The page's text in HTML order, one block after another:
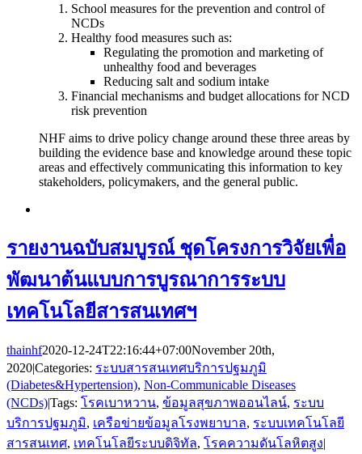
School measures for the prevention and control of
NCDs
Healthy food measures such as:
Regulating the promotion and marketing of
unhealthy food and beverages
Reducing salt and sodium intake
Financial mechanisms and budget allocations for NCD
risk prevention
NHF aims to drive policy change around these three areas by
building the evidence base and knowledge around these topic
areas and effectively communicating this information to key
stakeholders, policymakers, and the general public.
รายงานฉบับสมบูรณ์ ชุดโครงการวิจัยเพื่อ
พัฒนาต้นแบบการบูรณาการระบบ
เทคโนโลยีสารสนเทศฯ
thainhf2020-12-24T22:16:44+07:00November 20th,
2020|Categories: ระบบสารสนเทศบริการปฐมภูมิ
(Diabetes&Hypertension), Non-Communicable Diseases
(NCDs)|Tags: โรคเบาหวาน, ข้อมูลสุขภาพออนไลน์, ระบบ
บริการปฐมภูมิ, เครือข่ายข้อมูลโรงพยาบาล, ระบบเทคโนโลยี
สารสนเทศ, เทคโนโลยีระบบดิจิทัล, โรคความดันโลหิตสูง|